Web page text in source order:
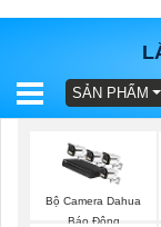
BÁO
TRỌN
SẢN PHẨM
Bộ Camera Dahua
Báo Động